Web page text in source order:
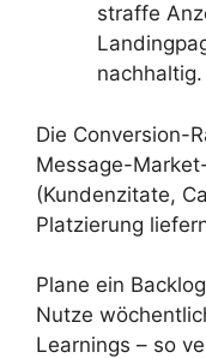
straffe
nachhaltig.
Die Conversion-
Message-
(Kundenzitate,
Platzierung
Plane ein
Nutze
Learnings – so